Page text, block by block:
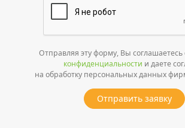
Отправляя эту форму, Вы соглашаетесь
конфиденциальности и даете
на обработку персональных данных
Отправить заявку